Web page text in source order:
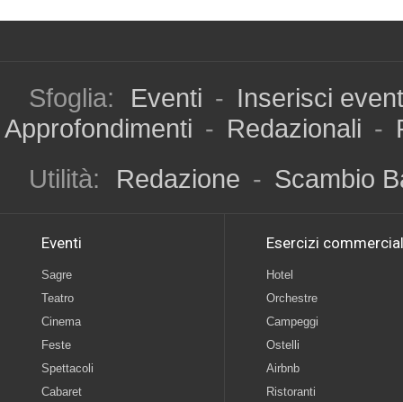
Sfoglia: Eventi - Inserisci
Approfondimenti - Redazionali -
Utilità:
Redazione - Scambio
Eventi
Sagre
Teatro
Cinema
Feste
Spettacoli
Cabaret
Esercizi
Hotel
Orchestre
Campeggi
Ostelli
Airbnb
Ristoranti